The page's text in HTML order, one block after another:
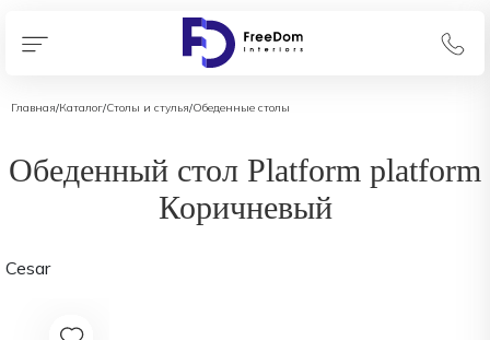
Главная/Каталог/Столы и стулья/Обеденные столы
Обеденный стол Platform platform
Коричневый
Cesar